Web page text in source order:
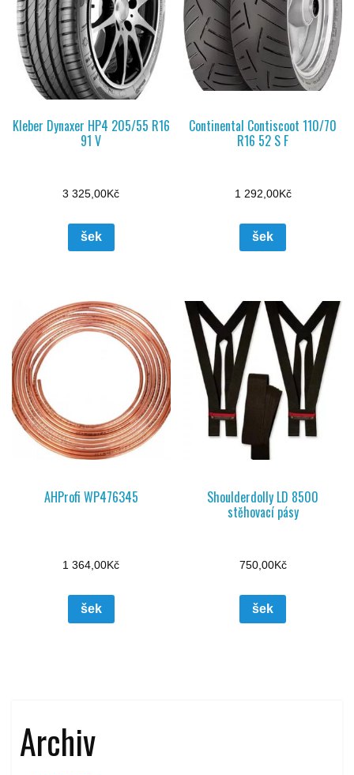
Kleber Dynaxer HP4 205/55 R16
91 V
3 325,00Kč
šek
Continental Contiscoot 110/70
R16 52 S F
1 292,00Kč
šek
AHProfi WP476345
1 364,00Kč
šek
Shoulderdolly LD 8500
stěhovací pásy
750,00Kč
šek
Archiv